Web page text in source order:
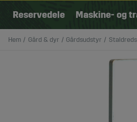
Reservedele Maskine- og
Hem Gård & dyr Gårdsudstyr